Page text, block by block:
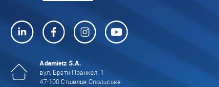
Adamietz S.A.
вул. Брати Пранкелі 1
47-100 Стшелце Опольське